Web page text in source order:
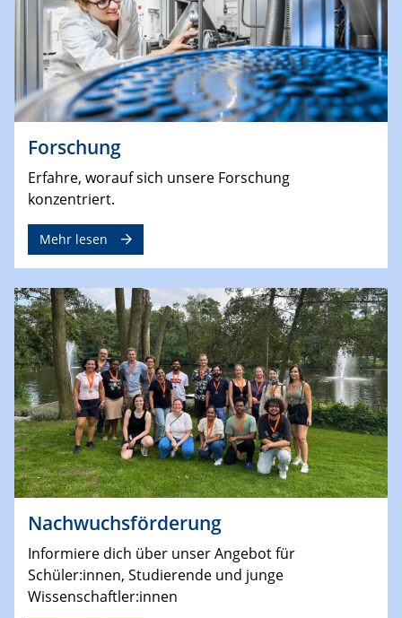
Forschung
Erfahre, worauf sich unsere Forschung
konzentriert.
Mehr lesen
Nachwuchsförderung
Informiere dich über unser Angebot für
Schüler:innen, Studierende und junge
Wissenschaftler:innen